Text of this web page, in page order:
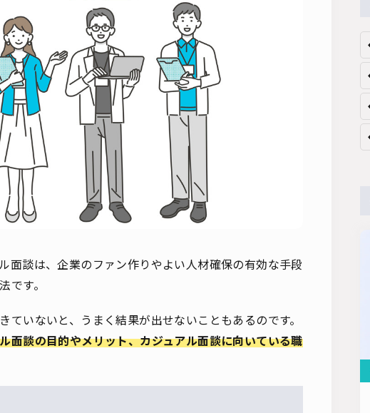
面談は、企業のファン作りやよい人材確保の有効な手段
です。
ていないと、うまく結果が出せないこともあるのです。
面談の目的やメリット、カジュアル面談に向いている職